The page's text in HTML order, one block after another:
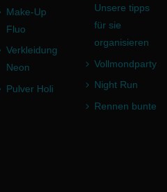
Make-Up
Fluo
Verkleidung
Neon
Pulver Holi
Unsere tipps
für sie
organisieren
Vollmondparty
Night Run
Rennen bunte